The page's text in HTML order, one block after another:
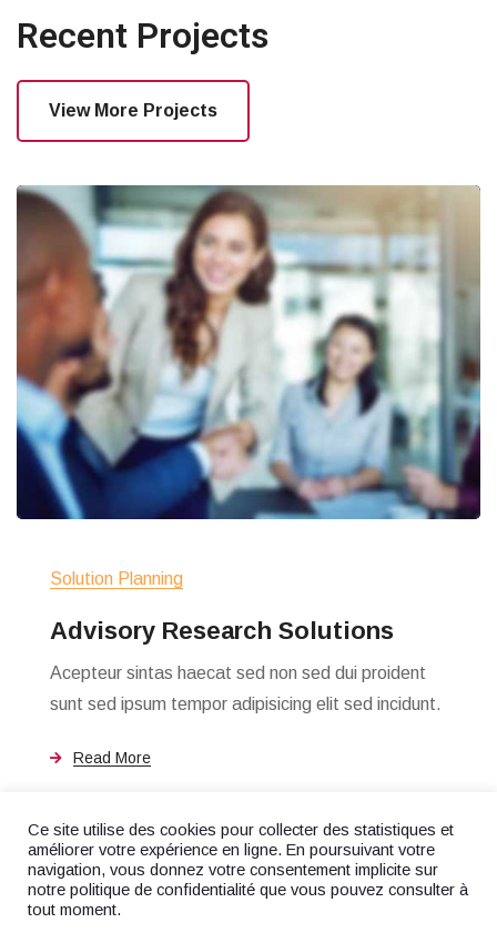
Recent Projects
View More Projects
Solution Planning
Advisory Research Solutions
Acepteur sintas haecat sed non sed dui proident
sunt sed ipsum tempor adipisicing elit sed incidunt.
Read More
Ce site utilise des cookies pour collecter des statistiques et
améliorer votre expérience en ligne. En poursuivant votre
navigation, vous donnez votre consentement implicite sur
notre politique de confidentialité que vous pouvez consulter à
tout moment.